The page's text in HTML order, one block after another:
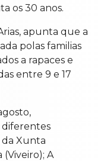
os 30 anos.
apunta que a
polas familias
a rapaces e
entre 9 e 17
diferentes
da Xunta
A